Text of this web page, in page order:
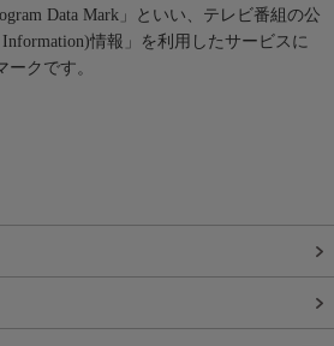
Data Mark」といい、テレビ番組の公
情報」を利用したサービスに
クです。